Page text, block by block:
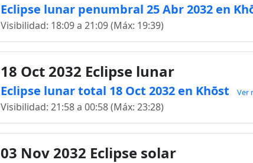
Eclipse lunar penumbral 25 Abr 2032 en
Visibilidad: 18:09 a 21:09 (Máx: 19:39)
18 Oct 2032 Eclipse lunar
Eclipse lunar total 18 Oct 2032 en Khōst Ver
Visibilidad: 21:58 a 00:58 (Máx: 23:28)
03 Nov 2032 Eclipse solar